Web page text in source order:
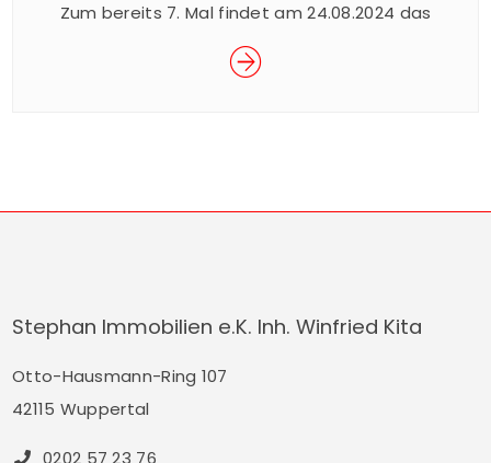
Zum bereits 7. Mal findet am 24.08.2024 das
beliebte Wuppertaler Entenrennen im Rahmen
des Sommerfestes der Junior Uni statt. Das
Sie am Rennen […]
Stephan Immobilien e.K. Inh. Winfried Kita
Otto-Hausmann-Ring 107
42115 Wuppertal
0202 57 23 76